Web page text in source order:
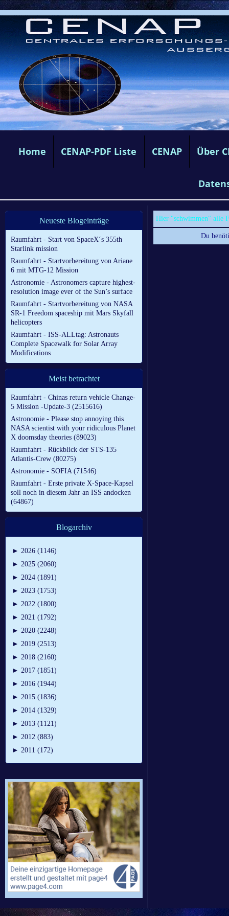
Home CENAP-PDF Liste CENAP Über
Neueste Blogeinträge
Raumfahrt - Start von SpaceX´s 355th
Starlink mission
Raumfahrt - Startvorbereitung von Ariane
6 mit MTG-12 Mission
Astronomie - Astronomers capture highest-
resolution image ever of the Sun’s surface
Raumfahrt - Startvorbereitung von NASA
SR-1 Freedom spaceship mit Mars Skyfall
helicopters
Raumfahrt - ISS-ALLtag: Astronauts
Complete Spacewalk for Solar Array
Modifications
Meist betrachtet
Raumfahrt - Chinas return vehicle Change-
5 Mission -Update-3 (2515616)
Astronomie - Please stop annoying this
NASA scientist with your ridiculous Planet
X doomsday theories (89023)
Raumfahrt - Rückblick der STS-135
Atlantis-Crew (80275)
Astronomie - SOFIA (71546)
Raumfahrt - Erste private X-Space-Kapsel
soll noch in diesem Jahr an ISS andocken
(64867)
Blogarchiv
► 2026 (1146)
► 2025 (2060)
► 2024 (1891)
► 2023 (1753)
► 2022 (1800)
► 2021 (1792)
► 2020 (2248)
► 2019 (2513)
► 2018 (2160)
► 2017 (1851)
► 2016 (1944)
► 2015 (1836)
► 2014 (1329)
► 2013 (1121)
► 2012 (883)
► 2011 (172)
Hier "schwimmen" alle
Du